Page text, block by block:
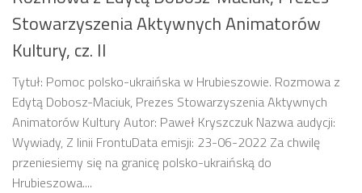
Stowarzyszenia Aktywnych Animatorów
Kultury, cz. II
Tytuł: Pomoc polsko-ukraińska w Hrubieszowie. Rozmowa z
Edytą Dobosz-Maciuk, Prezes Stowarzyszenia Aktywnych
Animatorów Kultury Autor: Paweł Kryszczuk Nazwa audycji:
Wywiady, Z linii FrontuData emisji: 23-06-2022 Za chwilę
przeniesiemy się na granicę polsko-ukraińską do
Hrubieszowa....